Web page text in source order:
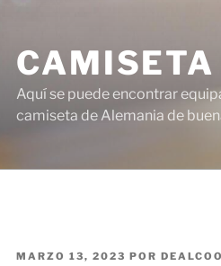
Aquí se puede encontrar
camiseta de Alemania de
PUBLICADO
MARZO 13, 2023 POR